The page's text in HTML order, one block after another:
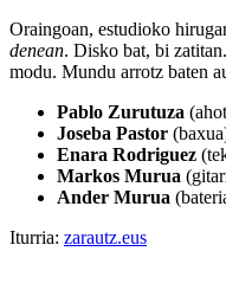
Oraingoan, estudioko
denean. Disko bat, bi
modu. Mundu arrotz baten
Pablo Zurutuza
Joseba Pastor
Enara Rodriguez
Markos Murua
Ander Murua
Iturria: zarautz.eus